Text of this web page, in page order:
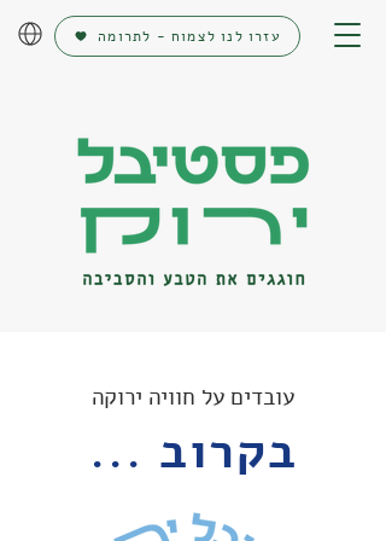
עזרו לנו לצמוח - לתרומה
עובדים על חוויה ירוקה
בקרוב ...